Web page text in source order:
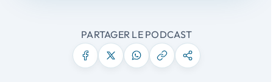
PARTAGER LE PODCAST